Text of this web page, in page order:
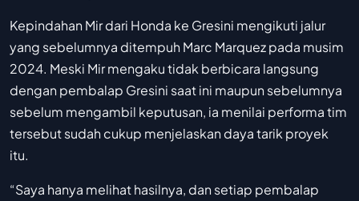
Kepindahan Mir dari Honda ke Gresini mengikuti jalur
yang sebelumnya ditempuh Marc Marquez pada musim
2024. Meski Mir mengaku tidak berbicara langsung
dengan pembalap Gresini saat ini maupun sebelumnya
sebelum mengambil keputusan, ia menilai performa tim
tersebut sudah cukup menjelaskan daya tarik proyek
itu.
“Saya hanya melihat hasilnya, dan setiap pembalap